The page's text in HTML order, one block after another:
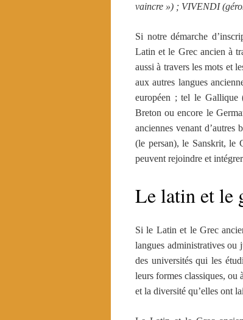
vaincre ») ; VIVENDI
Si notre démarche
Latin et le Grec ancien à
aussi à travers les mots et
aux autres langues
européen ; tel le Gallique
Breton ou encore le
anciennes venant d’autres
(le persan), le Sanskrit, le
peuvent rejoindre et
Le latin et le
Si le Latin et le Grec
langues administratives ou
des universités qui les
leurs formes classiques, ou
et la diversité qu’elles ont